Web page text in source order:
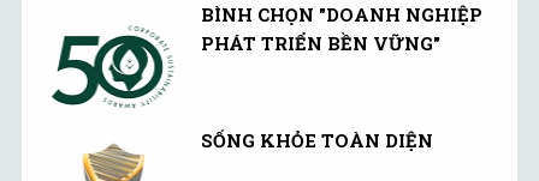
BÌNH CHỌN "DOANH NGHIỆP
PHÁT TRIỂN BỀN VỮNG"
SỐNG KHỎE TOÀN DIỆN